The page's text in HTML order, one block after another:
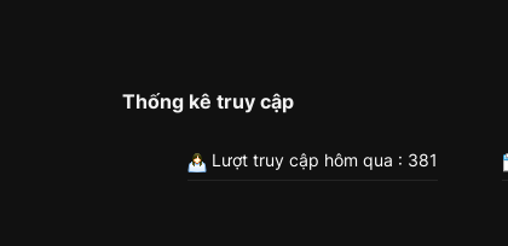
Thống kê truy cập
Lượt truy cập hôm qua : 381